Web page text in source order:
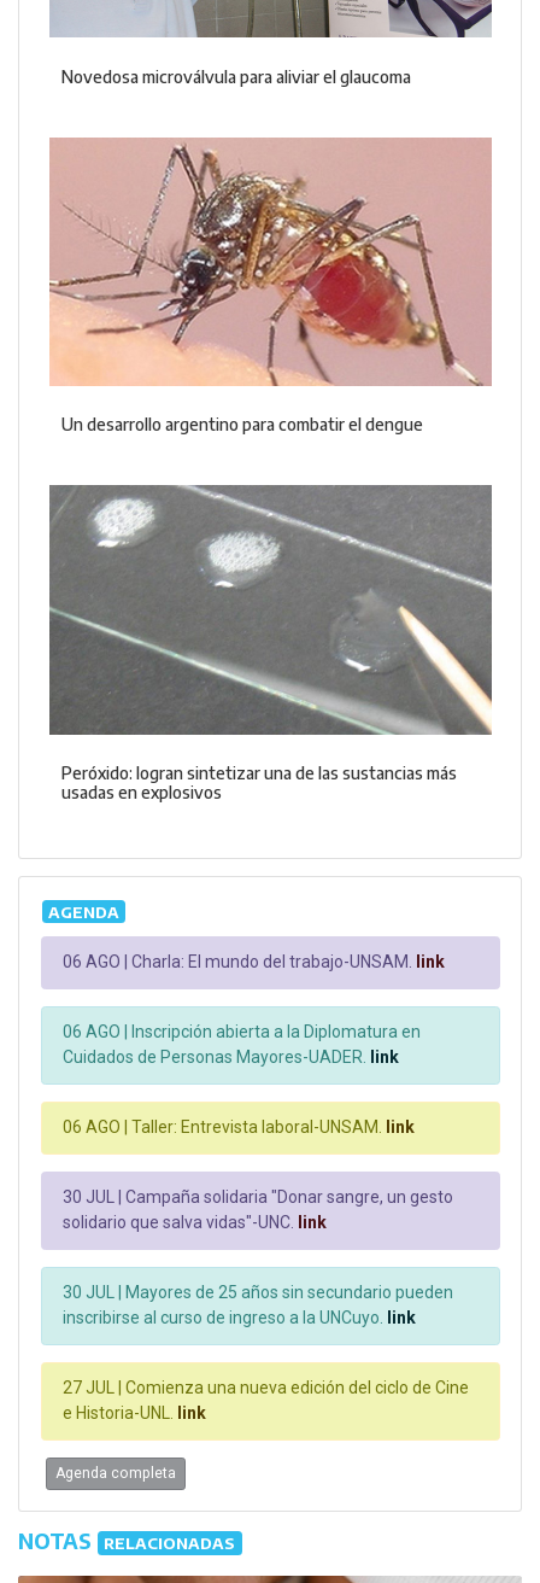
Novedosa microválvula para aliviar el glaucoma
Un desarrollo argentino para combatir el dengue
Peróxido: logran sintetizar una de las sustancias más
usadas en explosivos
AGENDA
06 AGO | Charla: El mundo del trabajo-UNSAM. link
06 AGO |
Inscripción abierta a la Diplomatura en
Cuidados de Personas Mayores-UADER. link
06 AGO | Taller: Entrevista laboral-UNSAM. link
30 JUL | Campaña solidaria "Donar sangre, un gesto
solidario que salva vidas"-UNC. link
30 JUL |
Mayores de 25 años sin secundario pueden
inscribirse al curso de ingreso a la UNCuyo. link
27 JUL | Comienza una nueva edición del ciclo de Cine
e Historia-UNL. link
Agenda completa
NOTAS RELACIONADAS